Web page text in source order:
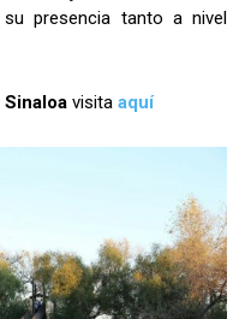
presencia tanto a nivel
visita aquí